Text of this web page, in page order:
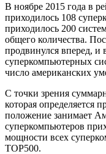
В ноябре 2015 года в
приходилось 108
приходилось 200
общего количества.
продвинулся вперед, и
суперкомпьютерных
число американских
С точки зрения
которая определяется
положение занимает
суперкомпьютеров
мощности всех
TOP500.